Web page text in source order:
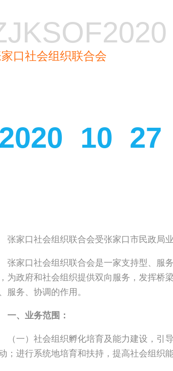
口社会组织联合会
2020 10 27
张家口社会组织联合会受张家口市民政局
张家口社会组织联合会是一家支持型、服
为政府和社会组织提供双向服务，发挥桥
服务、协调的作用。
一、业务范围：
（一）社会组织孵化培育及能力建设，
；进行系统地培育和扶持，提高社会组织